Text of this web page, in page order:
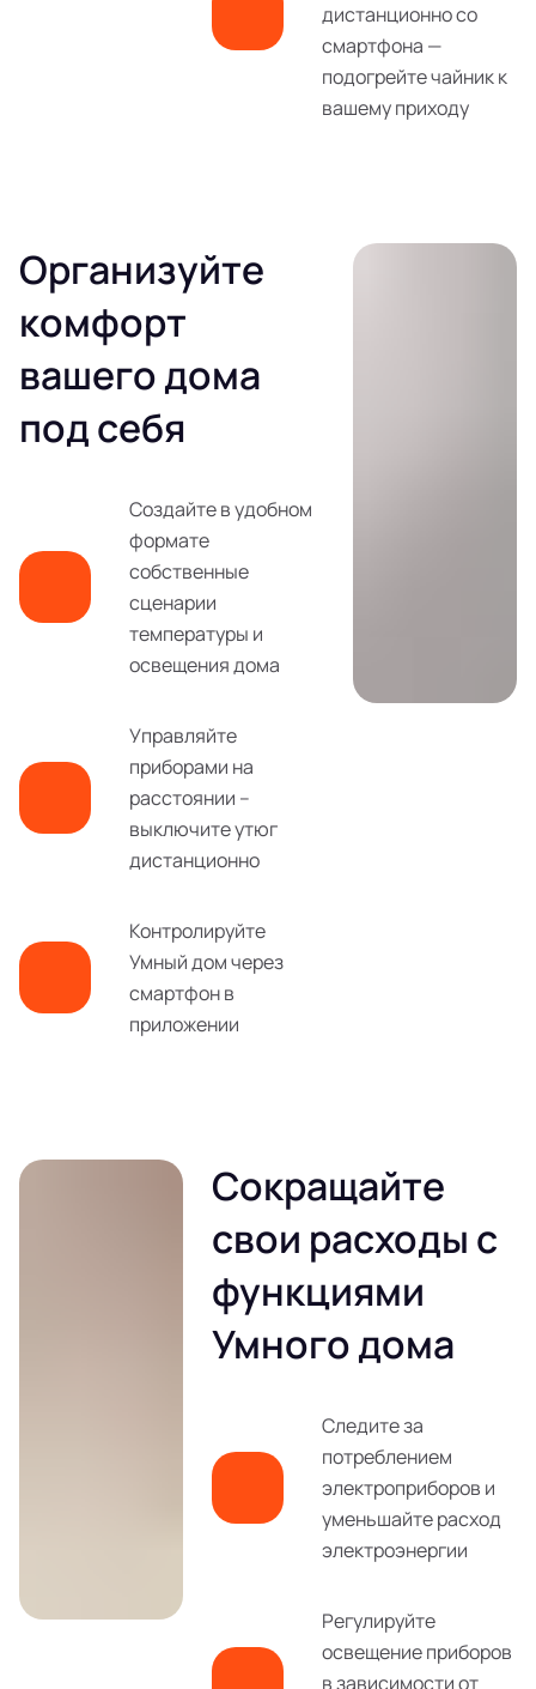
дистанционно со
смартфона —
подогрейте чайник к
вашему приходу
Организуйте
комфорт
вашего дома
под себя
Создайте в удобном
формате
собственные
сценарии
температуры и
освещения дома
Управляйте
приборами на
расстоянии –
выключите утюг
дистанционно
Контролируйте
Умный дом через
смартфон в
приложении
Сокращайте
свои расходы с
функциями
Умного дома
Следите за
потреблением
электроприборов и
уменьшайте расход
электроэнергии
Регулируйте
освещение приборов
в зависимости от